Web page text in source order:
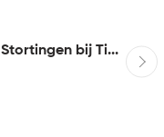
bij Ti...